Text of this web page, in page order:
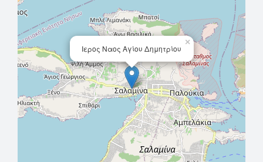
Ιερος Ναος Αγίου Δημητρίου
×